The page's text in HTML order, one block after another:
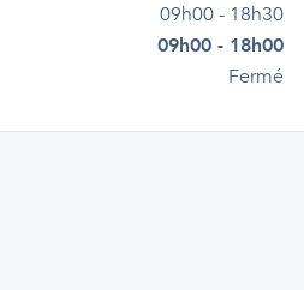
09h00 - 18h30
09h00 - 18h00
Fermé